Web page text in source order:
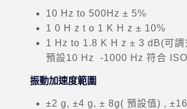
10 Hz to 500Hz ± 5%
1 0 H z t o 1 K H z ± 10%
1 Hz to 1.8 K H z ± 3 dB(可調
預設10 Hz -1000 Hz 符合
振動加速度範圍
±2 g, ±4 g, ± 8g( 預設值) ,